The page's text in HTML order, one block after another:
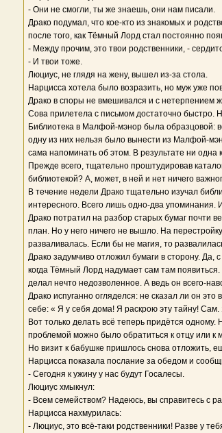
- Они не смогли, ты же знаешь, они нам писали.
Драко подумал, что кое-кто из знакомых и
после того, как Тёмный Лорд стал постоянно
- Между прочим, это твои родственники, -
- И твои тоже.
Люциус, не глядя на жену, вышел из-за стола.
Нарцисса хотела было возразить, но муж уже
Драко в споры не вмешивался и с нетерпением
Сова прилетела с письмом достаточно быстро.
Библиотека в Малфой-мэнор была образцовой:
одну из них нельзя было вынести из Малфой-
сама напоминать об этом. В результате ни
Прежде всего, тщательно проштудировав
библиотекой? А, может, в ней и нет ничего
В течение недели Драко тщательно изучал
интересного. Всего лишь одно-два упоминания.
Драко потратил на разбор старых бумаг почти
план. Но у него ничего не вышло. На
разваливалась. Если бы не магия, то
Драко задумчиво отложил бумаги в сторону. Да,
когда Тёмный Лорд надумает сам там
делал нечто недозволенное. А ведь он всего-
Драко испуганно огляделся: не сказал ли он
себе: « Я у себя дома! Я раскрою эту тайну!
Вот только делать всё теперь придётся
проблемой можно было обратиться к отцу или к
Но визит к бабушке пришлось снова отложить,
Нарцисса показала послание за обедом и
- Сегодня к ужину у нас будут Госалесы.
Люциус хмыкнул:
- Всем семейством? Надеюсь, вы справитесь с
Нарцисса нахмурилась:
- Люциус, это всё-таки родственники! Разве у